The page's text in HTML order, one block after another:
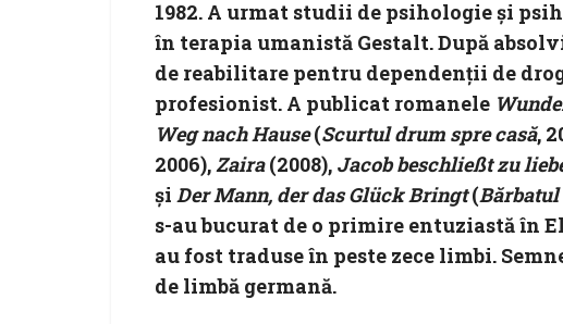
1982. A urmat studii de psihologie și
în terapia umanistă Gestalt. După
de reabilitare pentru dependenţii de
profesionist. A publicat romanele
Weg nach Hause(Scurtul drum spre casă,
2006),Zaira(2008), Jacob beschließt zu
și Der Mann, der das Glück Bringt(
s-au bucurat de o primire entuziastă în
au fost traduse în peste zece limbi.
de limbă germană.